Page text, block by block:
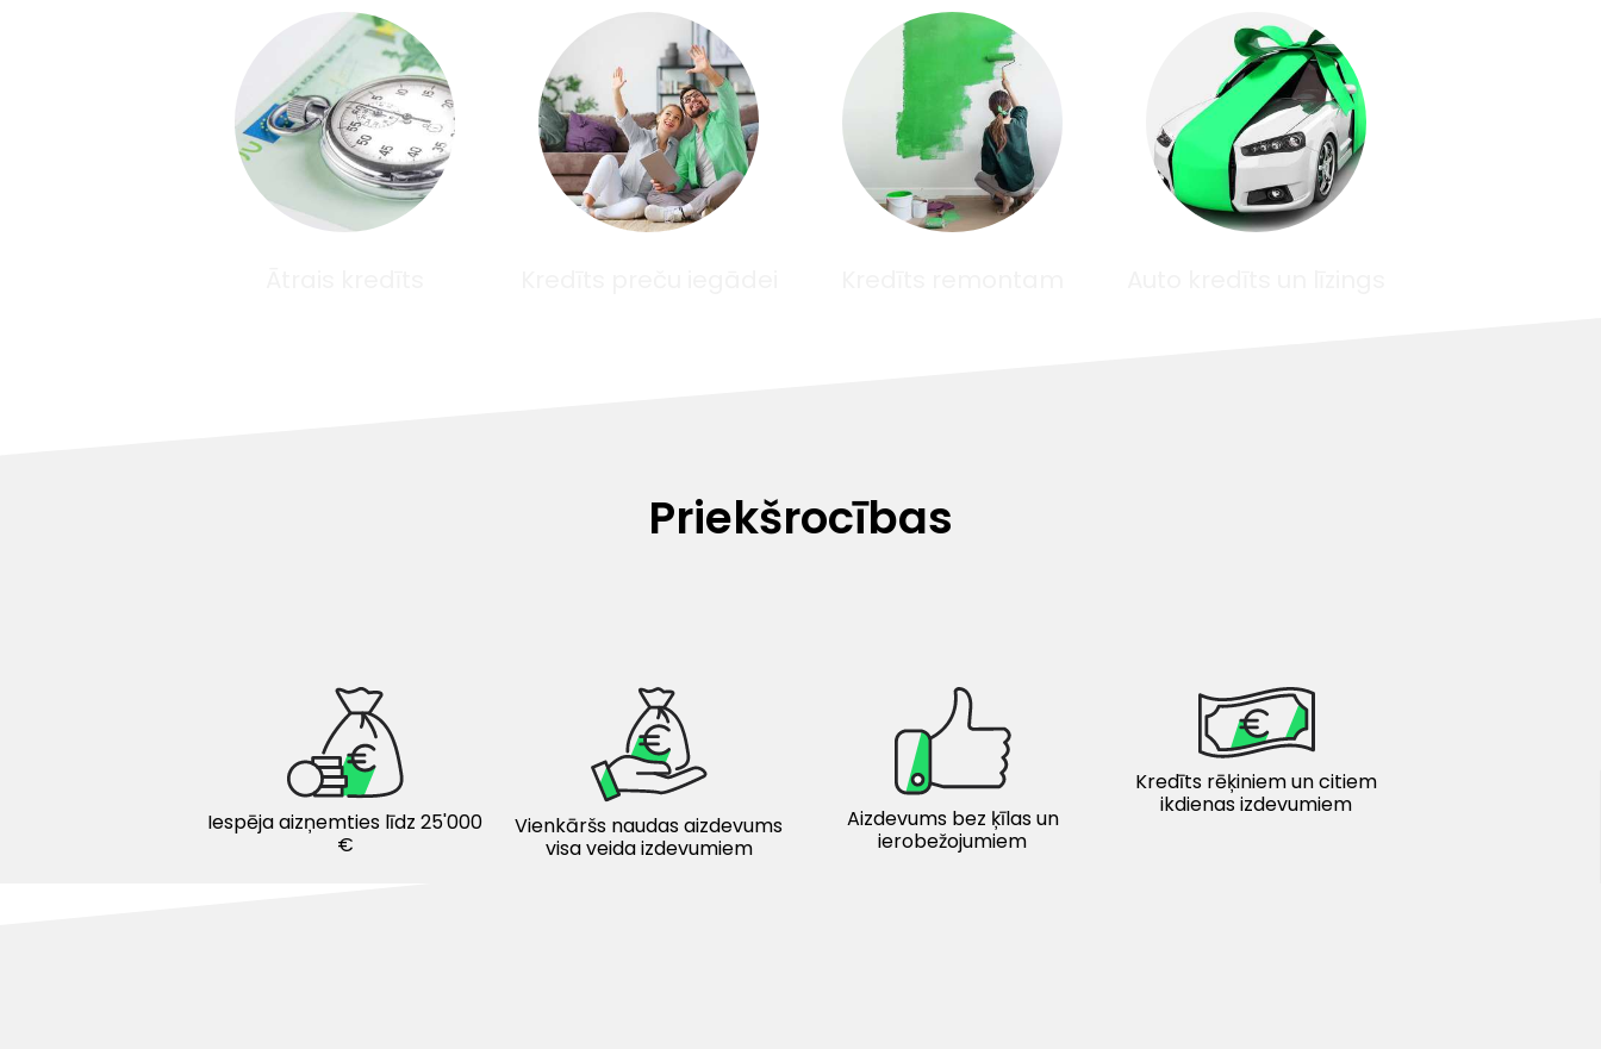
Priekšrocības
Iespēja aizņemties līdz 25'000
€
Vienkāršs naudas aizdevums
visa veida izdevumiem
Aizdevums bez ķīlas un
ierobežojumiem
Kredīts rēķiniem un citiem
ikdienas izdevumiem